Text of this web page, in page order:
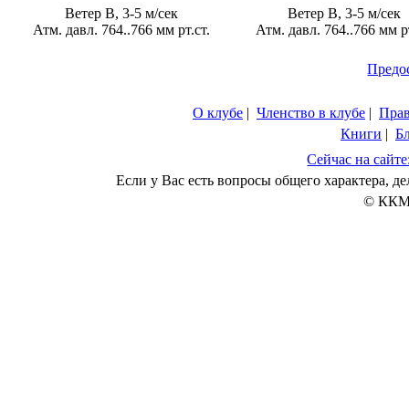
Ветер В, 3-5 м/сек
Атм. давл. 764..766 мм рт.ст.
Ветер В, 3-5 м/сек
Атм. давл. 764..766 мм
О клубе | Членство в клубе |
Книги |
Сейчас на
Если у Вас есть вопросы общего характера,
© ККМ